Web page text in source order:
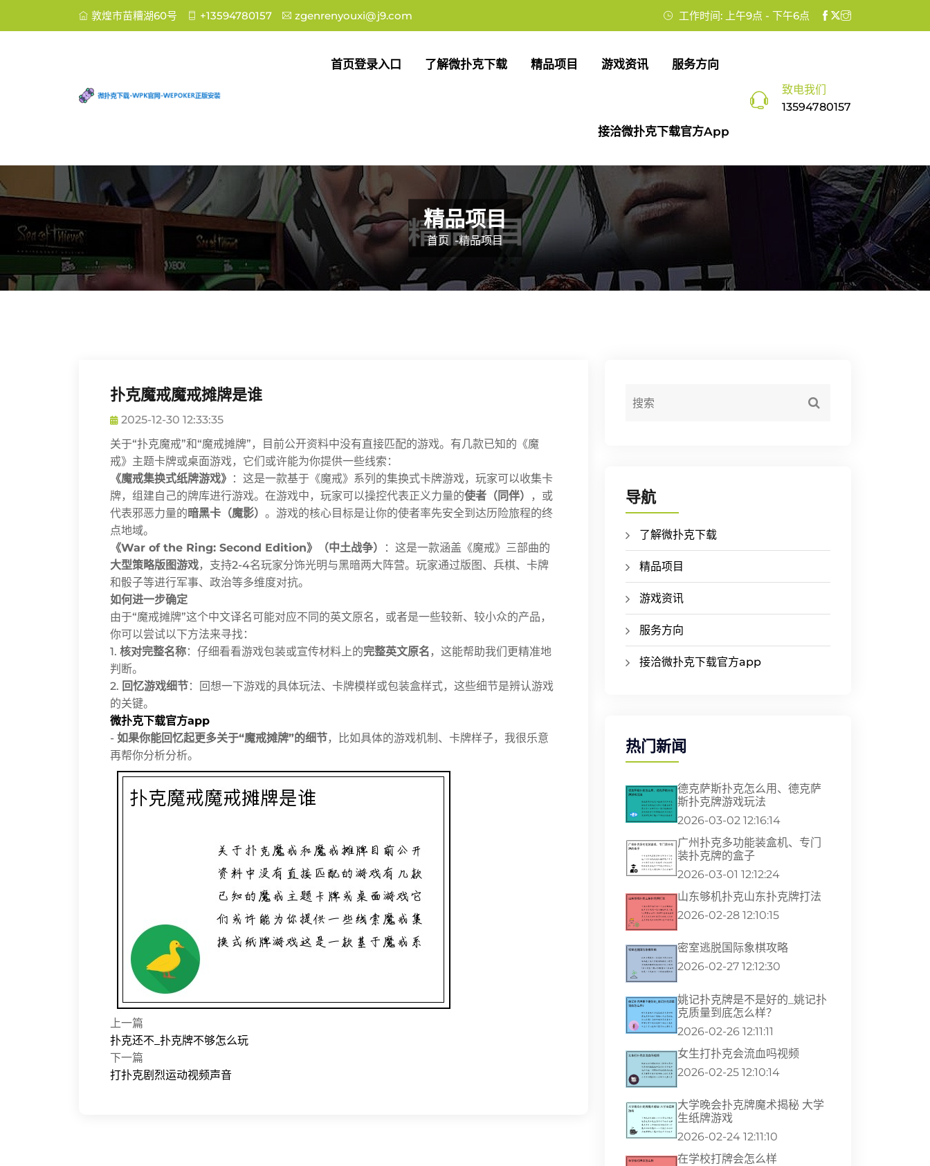
敦煌市苗糟湖60号 +13594780157 zgenrenyouxi@j9.com 工作时间: 上午9点 - 下午6点
首页登录入口 了解微扑克下载 精品项目 游戏资讯 服务方向
接洽微扑克下载官方app
致电我们
13594780157
精品项目
首页 -精品项目
扑克魔戒魔戒摊牌是谁
2025-12-30 12:33:35
关于“扑克魔戒”和“魔戒摊牌”，目前公开资料中没有直接匹配的游戏。有几款已知的《魔
戒》主题卡牌或桌面游戏，它们或许能为你提供一些线索：
《魔戒集换式纸牌游戏》 ：这是一款基于《魔戒》系列的集换式卡牌游戏，玩家可以收集卡
牌，组建自己的牌库进行游戏。在游戏中，玩家可以操控代表正义力量的使者（同伴）
，或
代表邪恶力量的暗黑卡（魔影） 。游戏的核心目标是让你的使者率先安全到达历险旅程的终
点地域。
《War of the Ring: Second Edition》（中土战争）
：这是一款涵盖《魔戒》三部曲的
大型策略版图游戏，支持2-4名玩家分饰光明与黑暗两大阵营。玩家通过版图、兵棋、卡牌
和骰子等进行军事、政治等多维度对抗。
如何进一步确定
由于“魔戒摊牌”这个中文译名可能对应不同的英文原名，或者是一些较新、较小众的产品，
你可以尝试以下方法来寻找：
1. 核对完整名称：仔细看看游戏包装或宣传材料上的完整英文原名 ，这能帮助我们更精准地
判断。
2. 回忆游戏细节：回想一下游戏的具体玩法、卡牌模样或包装盒样式，这些细节是辨认游戏
的关键。
微扑克下载官方app
- 如果你能回忆起更多关于“魔戒摊牌”的细节，比如具体的游戏机制、卡牌样子，我很乐意
再帮你分析分析。
上一篇
扑克还不_扑克牌不够怎么玩
下一篇
打扑克剧烈运动视频声音
导航
了解微扑克下载
精品项目
游戏资讯
服务方向
接洽微扑克下载官方app
热门新闻
德克萨斯扑克怎么用、德克萨
斯扑克牌游戏玩法
2026-03-02 12:16:14
广州扑克多功能装盒机、专门
装扑克牌的盒子
2026-03-01 12:12:24
山东够机扑克山东扑克牌打法
2026-02-28 12:10:15
密室逃脱国际象棋攻略
2026-02-27 12:12:30
姚记扑克牌是不是好的_姚记扑
克质量到底怎么样？
2026-02-26 12:11:11
女生打扑克会流血吗视频
2026-02-25 12:10:14
大学晚会扑克牌魔术揭秘 大学
生纸牌游戏
2026-02-24 12:11:10
在学校打牌会怎么样